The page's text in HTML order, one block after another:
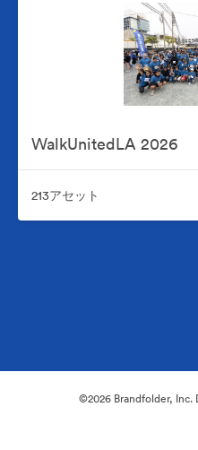
WalkUnitedLA 2026
213アセット
©2026 Brandfolder, Inc.